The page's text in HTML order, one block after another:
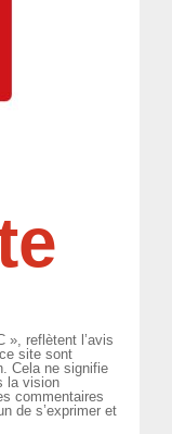
», reflètent l’avis
site sont
Cela ne signifie
la vision
commentaires
de s’exprimer et